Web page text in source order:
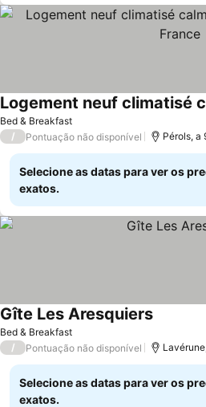
Bed & Breakfast
/ Pontuação não disponível Pérols, a
Selecione as datas para ver os
exatos.
Bed & Breakfast
Gîte Les Aresquiers
/ Pontuação não disponível
Selecione as datas para ver os
exatos.